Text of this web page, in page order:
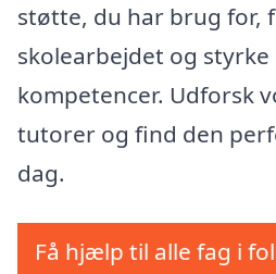
støtte, du har brug for,
skolearbejdet og
kompetencer. Udforsk
tutorer og find den
dag.
Få hjælp til alle fag i